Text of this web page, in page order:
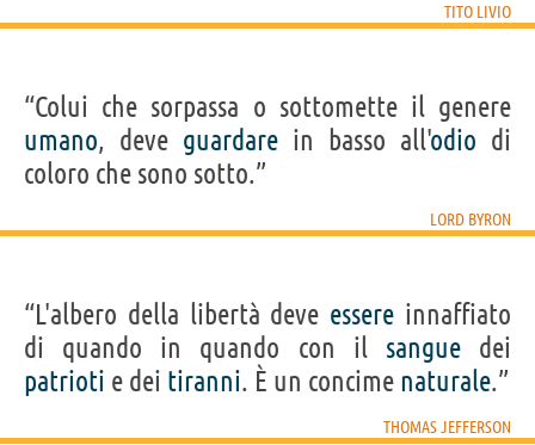
TITO LIVIO
“Colui che sorpassa o sottomette il genere
umano, deve guardare in basso all'odio di
coloro che sono sotto.”
LORD BYRON
“L'albero della libertà deve essere innaffiato
di quando in quando con il sanguedei
patrioti e dei tiranni. È un concime naturale.”
THOMAS JEFFERSON